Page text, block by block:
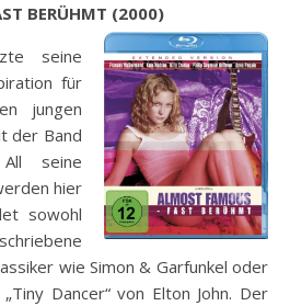
BERÜHMT (2000)
seine
für
jungen
der Band
seine
hier
sowohl
wie Simon & Garfunkel oder
Dancer“ von Elton John. Der